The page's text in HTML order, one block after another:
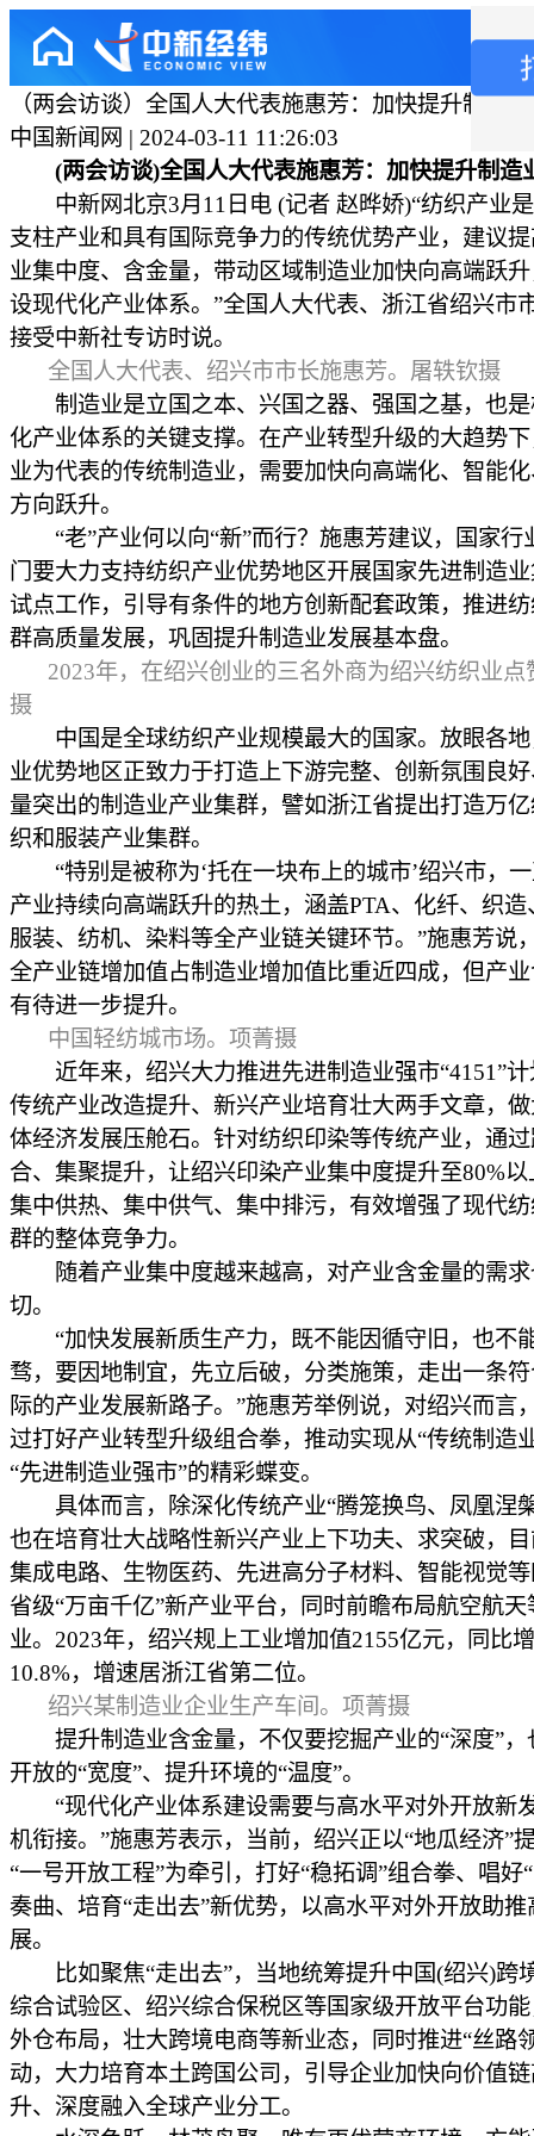
（两会访谈）全国人大代表施惠芳：加快提升制造
中国新闻网 | 2024-03-11 11:26:03
(两会访谈)全国人大代表施惠芳：加快提升制造
中新网北京3月11日电 (记者 赵晔娇)“纺织产业
支柱产业和具有国际竞争力的传统优势产业，建议
业集中度、含金量，带动区域制造业加快向高端跃
设现代化产业体系。”全国人大代表、浙江省绍兴市
接受中新社专访时说。
全国人大代表、绍兴市市长施惠芳。屠轶钦摄
制造业是立国之本、兴国之器、强国之基，也是
化产业体系的关键支撑。在产业转型升级的大趋势
业为代表的传统制造业，需要加快向高端化、智能
方向跃升。
“老”产业何以向“新”而行？施惠芳建议，国家行
门要大力支持纺织产业优势地区开展国家先进制造
试点工作，引导有条件的地方创新配套政策，推进
群高质量发展，巩固提升制造业发展基本盘。
2023年，在绍兴创业的三名外商为绍兴纺织业点
摄
中国是全球纺织产业规模最大的国家。放眼各地
业优势地区正致力于打造上下游完整、创新氛围良
量突出的制造业产业集群，譬如浙江省提出打造万
织和服装产业集群。
“特别是被称为‘托在一块布上的城市’绍兴市，
产业持续向高端跃升的热土，涵盖PTA、化纤、织造
服装、纺机、染料等全产业链关键环节。”施惠芳说
全产业链增加值占制造业增加值比重近四成，但产
有待进一步提升。
中国轻纺城市场。项菁摄
近年来，绍兴大力推进先进制造业强市“4151”计
传统产业改造提升、新兴产业培育壮大两手文章，
体经济发展压舱石。针对纺织印染等传统产业，通
合、集聚提升，让绍兴印染产业集中度提升至80%
集中供热、集中供气、集中排污，有效增强了现代
群的整体竞争力。
随着产业集中度越来越高，对产业含金量的需求
切。
“加快发展新质生产力，既不能因循守旧，也不
骛，要因地制宜，先立后破，分类施策，走出一条
际的产业发展新路子。”施惠芳举例说，对绍兴而言
过打好产业转型升级组合拳，推动实现从“传统制造
“先进制造业强市”的精彩蝶变。
具体而言，除深化传统产业“腾笼换鸟、凤凰涅
也在培育壮大战略性新兴产业上下功夫、求突破，
集成电路、生物医药、先进高分子材料、智能视觉
省级“万亩千亿”新产业平台，同时前瞻布局航空航天
业。2023年，绍兴规上工业增加值2155亿元，同比
10.8%，增速居浙江省第二位。
绍兴某制造业企业生产车间。项菁摄
提升制造业含金量，不仅要挖掘产业的“深度”，
开放的“宽度”、提升环境的“温度”。
“现代化产业体系建设需要与高水平对外开放新
机衔接。”施惠芳表示，当前，绍兴正以“地瓜经济”
“一号开放工程”为牵引，打好“稳拓调”组合拳、唱好
奏曲、培育“走出去”新优势，以高水平对外开放助推
展。
比如聚焦“走出去”，当地统筹提升中国(绍兴)跨
综合试验区、绍兴综合保税区等国家级开放平台功
外仓布局，壮大跨境电商等新业态，同时推进“丝路
动，大力培育本土跨国公司，引导企业加快向价值
升、深度融入全球产业分工。